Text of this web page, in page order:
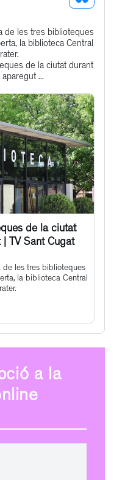
See
Profile
de les tres biblioteques
la biblioteca Central
de la ciutat durant
...
de la ciutat
| TV Sant Cugat
de les tres biblioteques
la biblioteca Central
a la